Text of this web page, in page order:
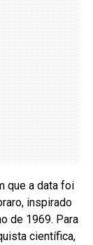
que a data foi
inspirado
de 1969. Para
científica,